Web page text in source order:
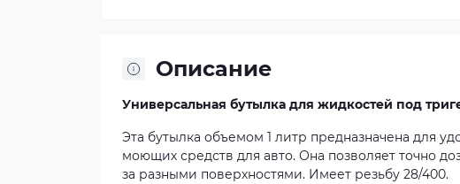
Описание
Универсальная бутылка для жидкостей под
Эта бутылка объемом 1 литр предназначена для
моющих средств для авто. Она позволяет точно
за разными поверхностями. Имеет резьбу 28/400.